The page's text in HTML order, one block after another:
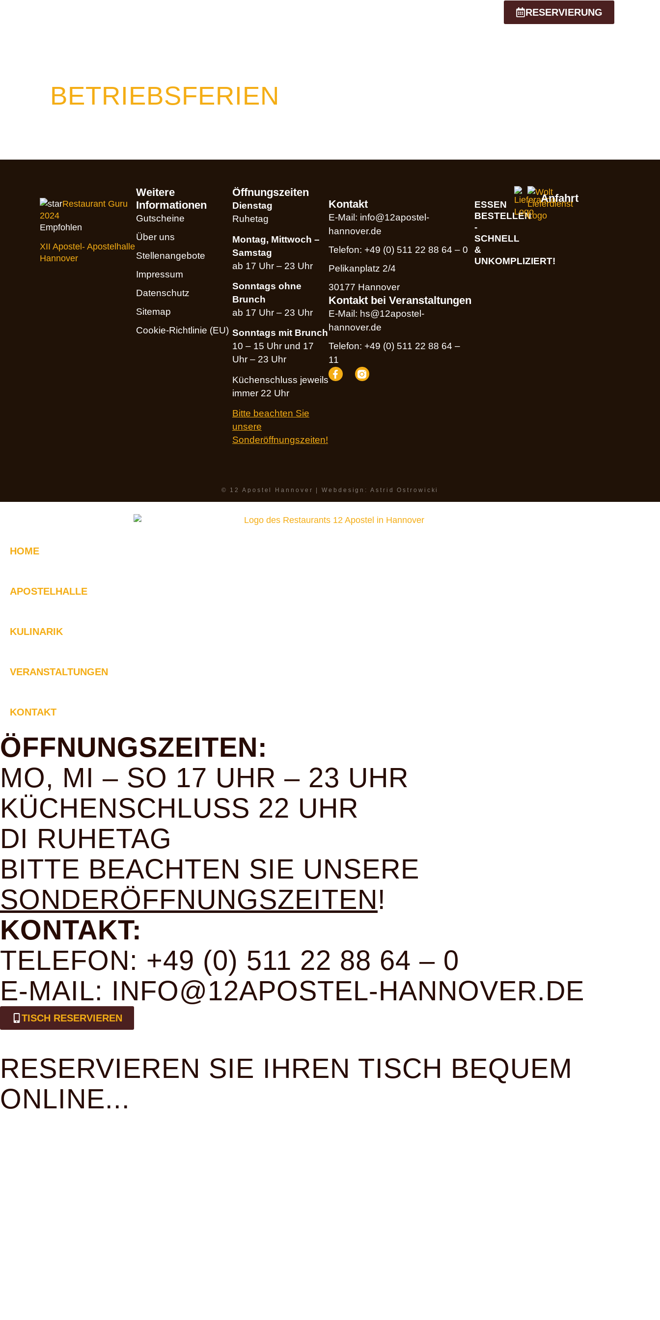
RESERVIERUNG
BETRIEBSFERIEN
Restaurant Guru
2024
Empfohlen
XII Apostel- Apostelhalle
Hannover
Weitere
Informationen
Gutscheine
Über uns
Stellenangebote
Impressum
Datenschutz
Sitemap
Cookie-Richtlinie (EU)
Öffnungszeiten
Dienstag
Ruhetag
Montag, Mittwoch –
Samstag
ab 17 Uhr – 23 Uhr
Sonntags ohne
Brunch
ab 17 Uhr – 23 Uhr
Sonntags mit Brunch
10 – 15 Uhr und 17
Uhr – 23 Uhr
Küchenschluss jeweils
immer 22 Uhr
Bitte beachten Sie
unsere
Sonderöffnungszeiten!
Kontakt
E-Mail: info@12apostel-
hannover.de
Telefon: +49 (0) 511 22 88 64 – 0
Pelikanplatz 2/4
30177 Hannover
Kontakt bei Veranstaltungen
E-Mail: hs@12apostel-
hannover.de
Telefon: +49 (0) 511 22 88 64 –
11
ESSEN
BESTELLEN
-
SCHNELL
&
UNKOMPLIZIERT!
Anfahrt
© 12 Apostel Hannover | Webdesign: Astrid Ostrowicki
HOME
APOSTELHALLE
KULINARIK
VERANSTALTUNGEN
KONTAKT
ÖFFNUNGSZEITEN:
MO, MI – SO 17 UHR – 23 UHR
KÜCHENSCHLUSS 22 UHR
DI RUHETAG
BITTE BEACHTEN SIE UNSERE
SONDERÖFFNUNGSZEITEN!
KONTAKT:
TELEFON: +49 (0) 511 22 88 64 – 0
E-MAIL: INFO@12APOSTEL-HANNOVER.DE
TISCH RESERVIEREN
RESERVIEREN SIE IHREN TISCH BEQUEM
ONLINE...